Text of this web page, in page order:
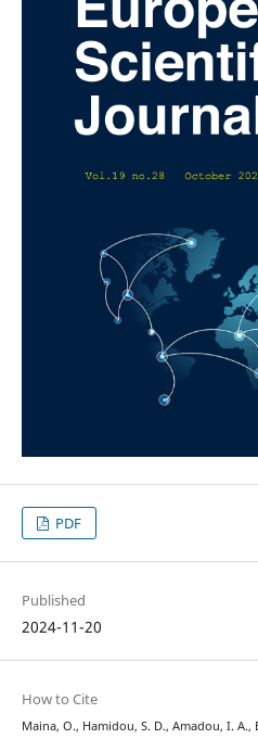
PDF
Published
2024-11-20
How to Cite
Maina, O., Hamidou, S. D., Amadou, I. A.,